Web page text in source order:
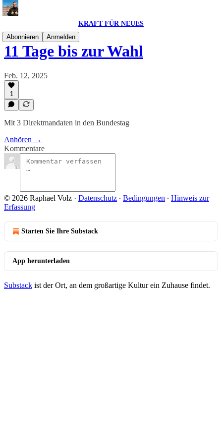
KRAFT FÜR NEUES
Abonnieren
Anmelden
11 Tage bis zur Wahl
Feb. 12, 2025
1
Mit 3 Direktmandaten in den Bundestag
Anhören →
Kommentare
© 2026 Raphael Volz · Datenschutz ∙ Bedingungen ∙ Hinweis zur
Erfassung
Starten Sie Ihre Substack
App herunterladen
Substack ist der Ort, an dem großartige Kultur ein Zuhause findet.